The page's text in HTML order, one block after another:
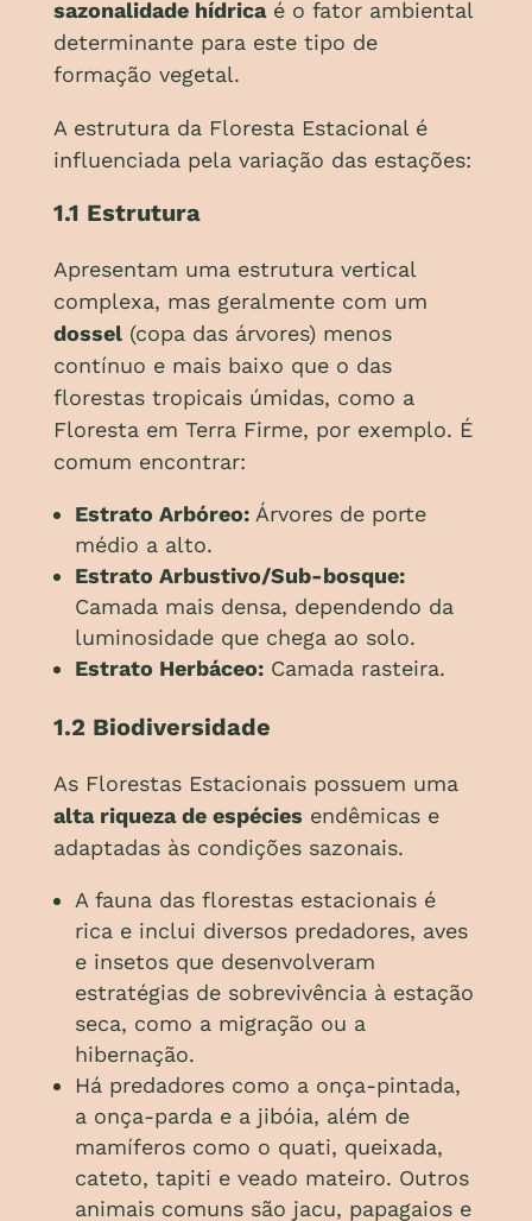
sazonalidade hídricaé o fator ambiental
determinante para este tipo de
formação vegetal.
A estrutura da Floresta Estacional é
influenciada pela variação das estações:
1.1 Estrutura
Apresentam uma estrutura vertical
complexa, mas geralmente com um
dossel(copa das árvores) menos
contínuo e mais baixo que o das
florestas tropicais úmidas, como a
Floresta em Terra Firme, por exemplo. É
comum encontrar:
Estrato Arbóreo:Árvores de porte
médio a alto.
Estrato Arbustivo/Sub-bosque:
Camada mais densa, dependendo da
luminosidade que chega ao solo.
Estrato Herbáceo:Camada rasteira.
1.2 Biodiversidade
As Florestas Estacionais possuem uma
alta riqueza de espécies endêmicas e
adaptadas às condições sazonais.
A fauna das florestas estacionais é
rica e inclui diversos predadores, aves
e insetos que desenvolveram
estratégias de sobrevivência à estação
seca, como a migração ou a
hibernação.
Há predadores como a onça-pintada,
a onça-parda e a jibóia, além de
mamíferos como o quati, queixada,
cateto, tapiti e veado mateiro. Outros
animais comuns são jacu, papagaios e